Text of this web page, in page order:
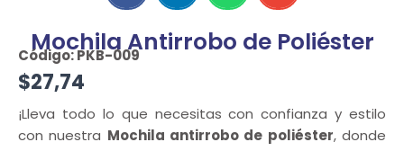
Mochila Antirrobo de Poliéster
Código: PKB-009
$27,74
¡Lleva todo lo que necesitas con confianza y estilo
con nuestra Mochila antirrobo de poliéster, donde